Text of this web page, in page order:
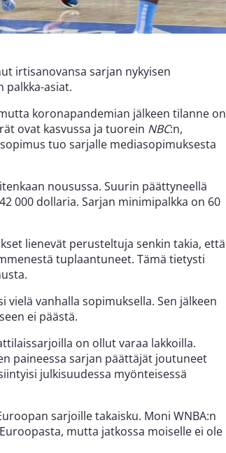
irtisanovansa sarjan nykyisen
palkka-asiat.
koronapandemian jälkeen tilanne on
ovat kasvussa ja tuorein NBC:n,
tuo sarjalle mediasopimuksesta
nousussa. Suurin päättyneellä
000 dollaria. Sarjan minimipalkka on 60
lienevät perusteltuja senkin takia, että
tuplaantuneet. Tämä tietysti
vielä vanhalla sopimuksella. Sen jälkeen
ei päästä.
on ollut varaa lakkoilla.
paineessa sarjan päättäjät joutuneet
julkisuudessa myönteisessä
sarjoille takaisku. Moni WNBA:n
mutta jatkossa moiselle ei ole